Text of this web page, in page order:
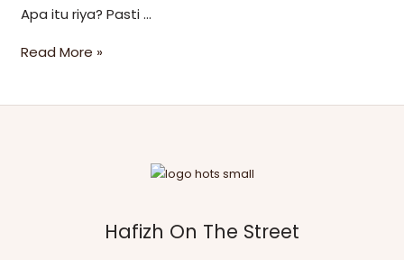
Apa itu riya? Pasti …
Read More »
Hafizh On The Street